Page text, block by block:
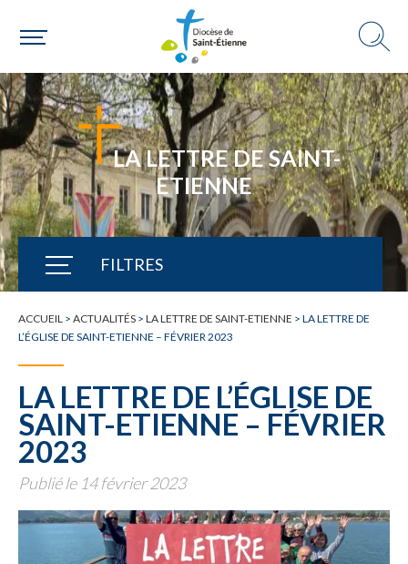
LA LETTRE DE SAINT-
ETIENNE
FILTRES
TOUTE L'ACTUALITÉ
ACCUEIL > ACTUALITÉS > LA LETTRE DE SAINT-ETIENNE > LA LETTRE DE
L’ÉGLISE DE SAINT-ETIENNE – FÉVRIER 2023
LA LETTRE DE L’ÉGLISE DE
SAINT-ETIENNE – FÉVRIER
2023
Publié le 14 février 2023